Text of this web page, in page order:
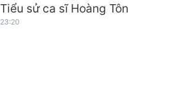
Tiểu sử ca sĩ Hoàng Tôn
23:20